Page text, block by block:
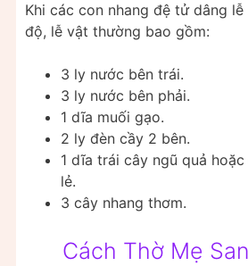
Khi các con nhang đệ tử dâng lễ
độ, lễ vật thường bao gồm:
3 ly nước bên trái.
3 ly nước bên phải.
1 dĩa muối gạo.
2 ly đèn cầy 2 bên.
1 dĩa trái cây ngũ quả
lẻ.
3 cây nhang thơm.
Cách Thờ Mẹ